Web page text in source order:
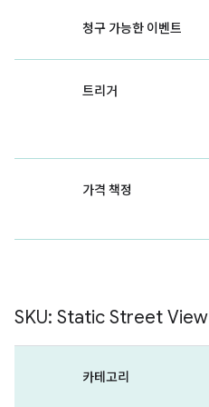
청구 가능한 이벤트
트리거
가격 책정
SKU: Static Street View
카테고리